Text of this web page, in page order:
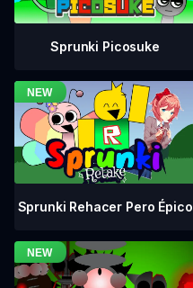
Sprunki Picosuke
Sprunki Rehacer Pero Épico